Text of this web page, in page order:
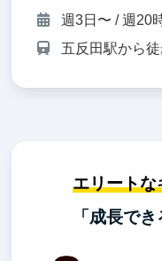
週3日〜 / 週20
五反田駅から
エリートな
「成長で